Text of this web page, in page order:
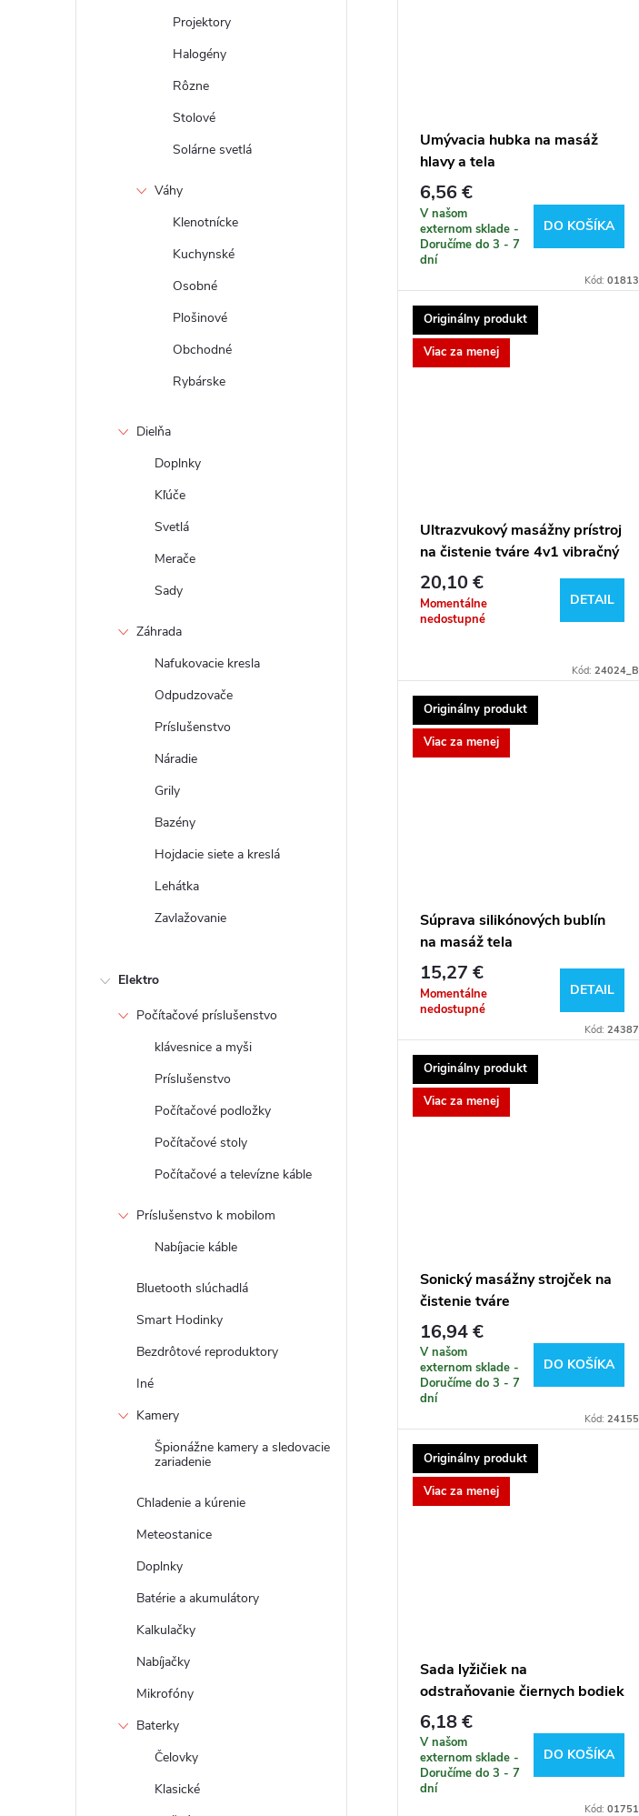
Projektory
Halogény
Rôzne
Stolové
Solárne svetlá
Váhy
Klenotnícke
Kuchynské
Osobné
Plošinové
Obchodné
Rybárske
Dielňa
Doplnky
Kľúče
Svetlá
Merače
Sady
Záhrada
Nafukovacie kresla
Odpudzovače
Príslušenstvo
Náradie
Grily
Bazény
Hojdacie siete a kreslá
Lehátka
Zavlažovanie
Elektro
Počítačové príslušenstvo
klávesnice a myši
Príslušenstvo
Počítačové podložky
Počítačové stoly
Počítačové a televízne káble
Príslušenstvo k mobilom
Nabíjacie káble
Bluetooth slúchadlá
Smart Hodinky
Bezdrôtové reproduktory
Iné
Kamery
Špionážne kamery a sledovacie
zariadenie
Chladenie a kúrenie
Meteostanice
Doplnky
Batérie a akumulátory
Kalkulačky
Nabíjačky
Mikrofóny
Baterky
Čelovky
Klasické
Umývacia hubka na masáž
hlavy a tela
6,56 €
V našom
externom sklade -
Doručíme do 3 - 7
dní
DO KOŠÍKA
Kód:01813
Originálny produkt
Viac za menej
Ultrazvukový masážny prístroj
na čistenie tváre 4v1 vibračný
4 liftingové režimy
20,10 €
Momentálne
nedostupné
DETAIL
Kód:24024_B
Originálny produkt
Viac za menej
Súprava silikónových bublín
na masáž tela
15,27 €
Momentálne
nedostupné
DETAIL
Kód:24387
Originálny produkt
Viac za menej
Sonický masážny strojček na
čistenie tváre
16,94 €
V našom
externom sklade -
Doručíme do 3 - 7
dní
DO KOŠÍKA
Kód:24155
Originálny produkt
Viac za menej
Sada lyžičiek na
odstraňovanie čiernych bodiek
x 7
6,18 €
V našom
externom sklade -
Doručíme do 3 - 7
dní
DO KOŠÍKA
Kód:01751